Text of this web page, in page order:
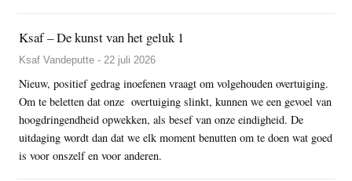
Ksaf – De kunst van het geluk 1
Ksaf Vandeputte - 22 juli 2026
Nieuw, positief gedrag inoefenen vraagt om volgehouden overtuiging.
Om te beletten dat onze overtuiging slinkt, kunnen we een gevoel van
hoogdringendheid opwekken, als besef van onze eindigheid. De
uitdaging wordt dan dat we elk moment benutten om te doen wat goed
is voor onszelf en voor anderen.